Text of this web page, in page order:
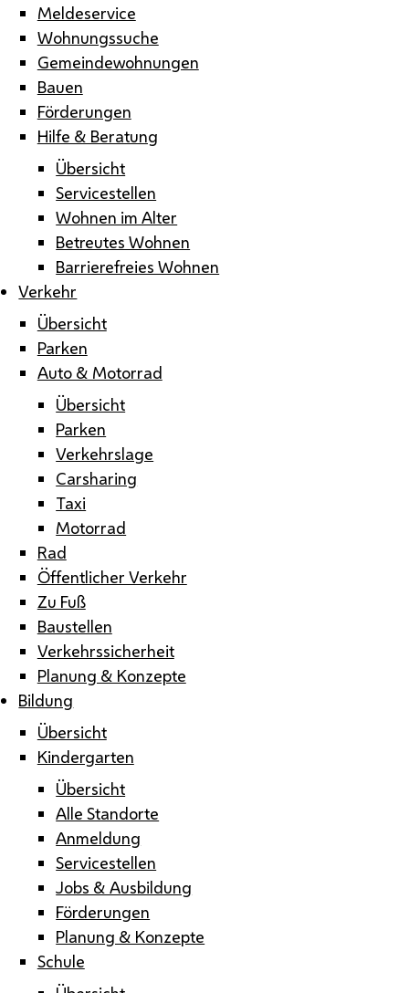
Meldeservice
Wohnungssuche
Gemeindewohnungen
Bauen
Förderungen
Hilfe & Beratung
Übersicht
Servicestellen
Wohnen im Alter
Betreutes Wohnen
Barrierefreies Wohnen
Verkehr
Übersicht
Parken
Auto & Motorrad
Übersicht
Parken
Verkehrslage
Carsharing
Taxi
Motorrad
Rad
Öffentlicher Verkehr
Zu Fuß
Baustellen
Verkehrssicherheit
Planung & Konzepte
Bildung
Übersicht
Kindergarten
Übersicht
Alle Standorte
Anmeldung
Servicestellen
Jobs & Ausbildung
Förderungen
Planung & Konzepte
Schule